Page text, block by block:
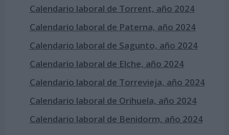
Calendario laboral de Torrent, año 2024
Calendario laboral de Paterna, año 2024
Calendario laboral de Sagunto, año 2024
Calendario laboral de Elche, año 2024
Calendario laboral de Torrevieja, año 2024
Calendario laboral de Orihuela, año 2024
Calendario laboral de Benidorm, año 2024